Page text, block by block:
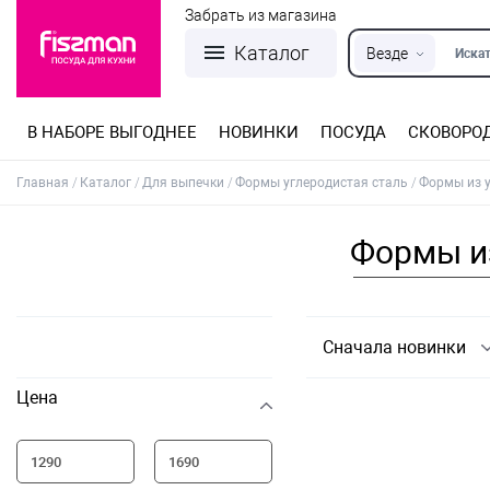
Каталог Везде
Забрать из магазина
В НАБОРЕ ВЫГОДНЕЕ НОВИНКИ ПОСУДА
Главная Каталог Для выпечки Формы углеродистая сталь Формы из
Формы
Цена
Сначала новинки